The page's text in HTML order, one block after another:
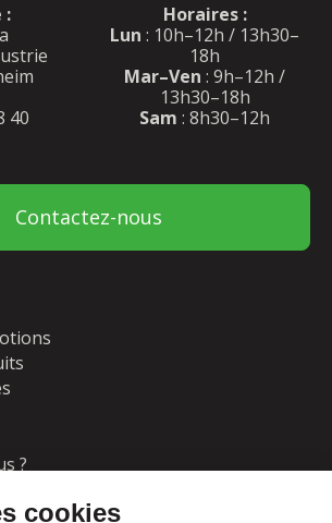
:
40
Horaires :
Lun : 10h–12h / 13h30–
18h
Mar–Ven : 9h–12h /
13h30–18h
Sam : 8h30–12h
Contactez-nous
?